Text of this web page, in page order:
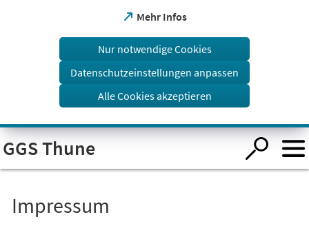
Visuelle
Assistenzsoftware
öffnen.
Mehr Infos
(Öffnet
einem
Tab)
Nur notwendige Cookies
Datenschutzeinstellungen anpassen
Alle Cookies akzeptieren
GGS Thune
Impressum